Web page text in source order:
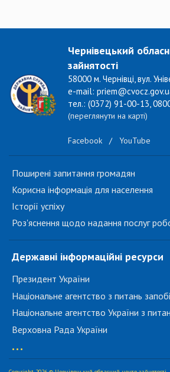
Чернівецький
зайнятості
58000 м. Чернівці, вул.
e-mail:
тел.: (0372) 91-00-13,
(переглянути на карті)
Facebook / YouTube
Поширені запитання громадян
Корисна інформація для населення
Історії успіху
Роз'яснення щодо надання послуг
Державні інформаційні ресурси
Президент України
Національне агентство з питань
Національне агентство України з
Верховна Рада України
...